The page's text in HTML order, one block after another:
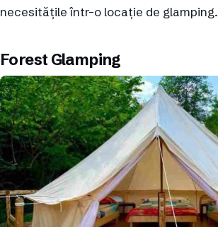
necesitățile într-o locație de glamping.
Forest Glamping